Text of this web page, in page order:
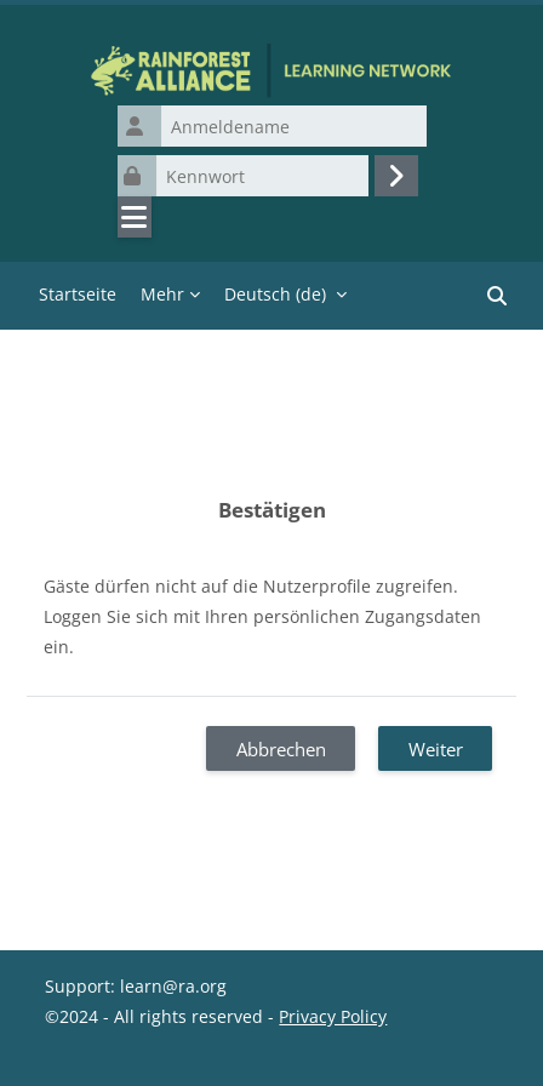
Anmeldename
Kennwort
Login
Startseite Mehr Deutsch ‎(de)‎
Kurse
Bestätigen
Gäste dürfen nicht auf die Nutzerprofile zugreifen.
Loggen Sie sich mit Ihren persönlichen Zugangsdaten
ein.
Abbrechen Weiter
Support: learn@ra.org
©2024 - All rights reserved - Privacy Policy